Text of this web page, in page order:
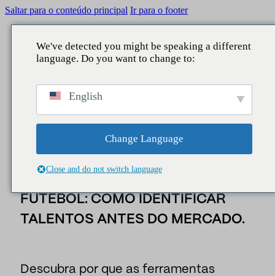
Saltar para o conteúdo principal Ir para o footer
Legislativo
Lago de dados
Pessoas
Assistentes de AI
Comunicação Corporativa
Reputação e marca
Gestores e liderança
assuntos públicos
Público-alvo e território
Estudos
Inteligência empresarial
Notícias
Insider/Notícias A melhor ferramenta de observação
jogadores de futebol: como identificar talentos antes
do mercado.
FUTEBOL: COMO IDENTIFICAR
TALENTOS ANTES DO MERCADO.
Descubra por que as ferramentas
We've detected you might be speaking a different
language. Do you want to change to:
English
Change Language
Close and do not switch language